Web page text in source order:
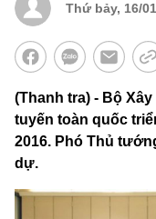
Thứ bảy, 16/
(Thanh tra) - Bộ
tuyến toàn quốc
2016. Phó Thủ
dự.